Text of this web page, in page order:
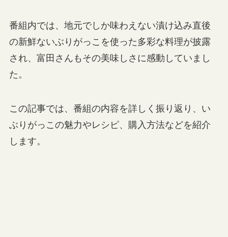
番組内では、地元でしか味わえない漬け込み直後
の新鮮ないぶりがっこを使った多彩な料理が披露
され、富田さんもその美味しさに感動していまし
た。
この記事では、番組の内容を詳しく振り返り、い
ぶりがっこの魅力やレシピ、購入方法などを紹介
します。